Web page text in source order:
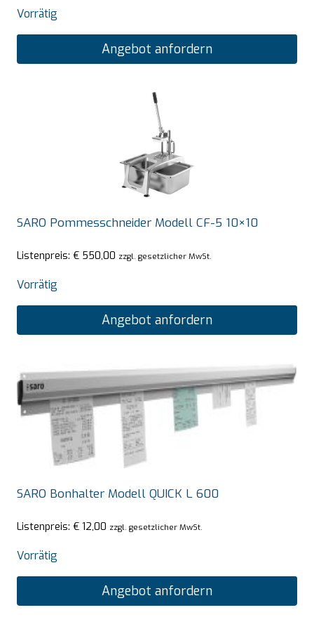
Vorrätig
Angebot anfordern
SARO Pommesschneider Modell CF-5 10×10
Listenpreis: € 550,00 zzgl. gesetzlicher MwSt.
Vorrätig
Angebot anfordern
SARO Bonhalter Modell QUICK L 600
Listenpreis: € 12,00 zzgl. gesetzlicher MwSt.
Vorrätig
Angebot anfordern